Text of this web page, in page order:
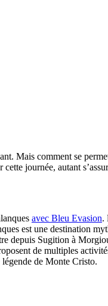
Mais comment se
journée, autant
avec Bleu Evasion.
est une destination
depuis Sugition à
de multiples
de Monte Cristo.